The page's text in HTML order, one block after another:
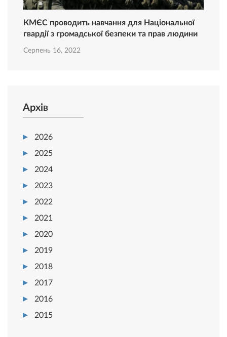
КМЄС проводить навчання для Національної
гвардії з громадської безпеки та прав людини
Серпень 16, 2022
Архів
2026
2025
2024
2023
2022
2021
2020
2019
2018
2017
2016
2015